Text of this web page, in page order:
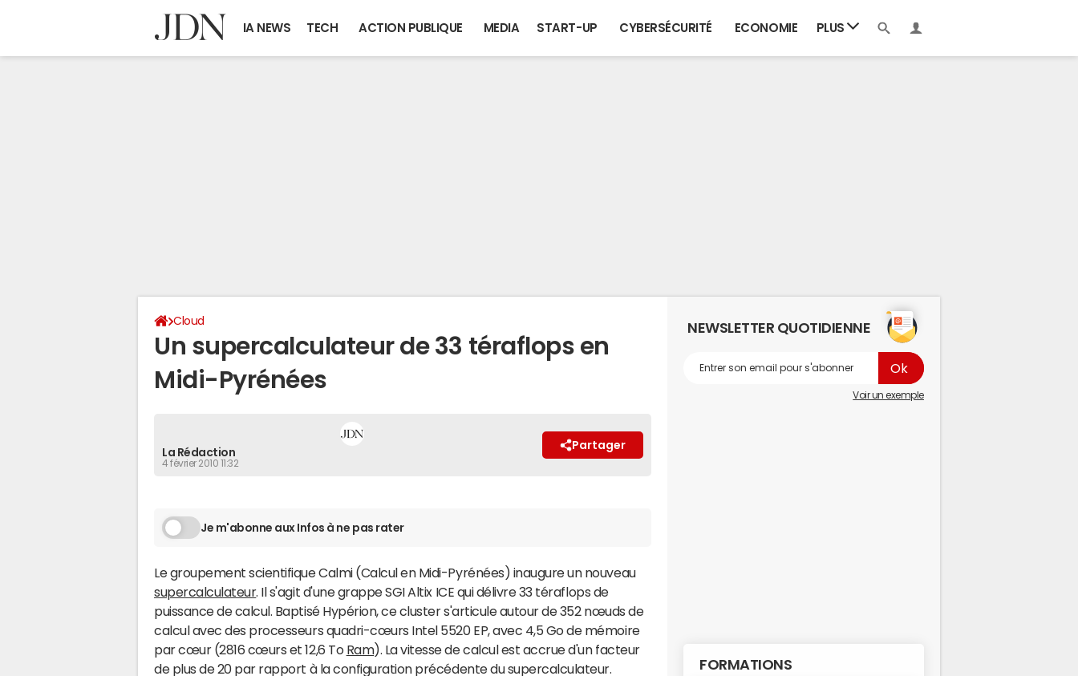
IA NEWS TECH ACTION PUBLIQUE MEDIA START-UP CYBERSÉCURITÉ ECONOMIE PLUS
Cloud
Un supercalculateur de 33 téraflops en
Midi-Pyrénées
La Rédaction
4 février 2010 11:32
Partager
Je m'abonne aux Infos à ne pas rater
Le groupement scientifique Calmi (Calcul en Midi-Pyrénées) inaugure un nouveau
supercalculateur. Il s'agit d'une grappe SGI Altix ICE qui délivre 33 téraflops de
puissance de calcul. Baptisé Hypérion, ce cluster s'articule autour de 352 nœuds de
calcul avec des processeurs quadri-cœurs Intel 5520 EP, avec 4,5 Go de mémoire
par cœur (2816 cœurs et 12,6 To Ram). La vitesse de calcul est accrue d'un facteur
de plus de 20 par rapport à la configuration précédente du supercalculateur.
NEWSLETTER QUOTIDIENNE
Voir un exemple
FORMATIONS